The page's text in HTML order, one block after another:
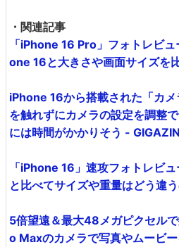
・関連記事
「iPhone 16 Pro」フォトレビ
one 16と大きさや画面サイズを
iPhone 16から搭載された「カ
を触れずにカメラの設定を調整
には時間がかかりそう -
「iPhone 16」速攻フォトレビ
と比べてサイズや重量はどう違
5倍望遠＆最大48メガピクセル
o Maxのカメラで写真やムービ